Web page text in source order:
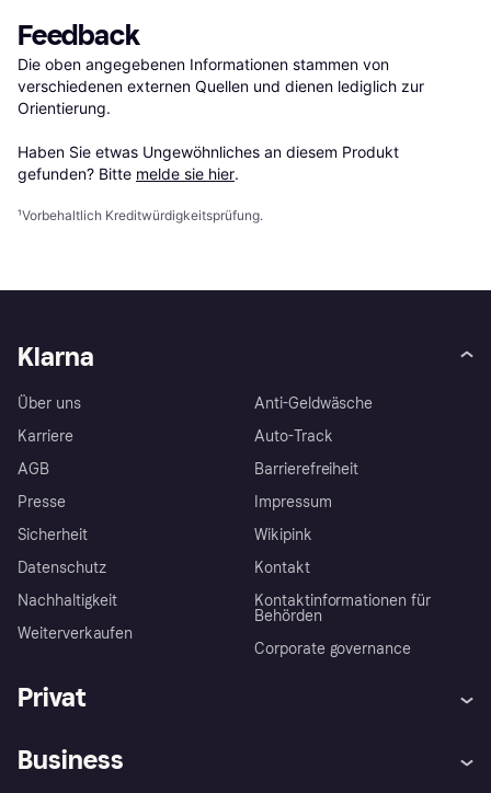
Feedback
Die oben angegebenen Informationen stammen von
verschiedenen externen Quellen und dienen lediglich zur
Orientierung.
Haben Sie etwas Ungewöhnliches an diesem Produkt
gefunden? Bitte melde sie hier.
¹Vorbehaltlich Kreditwürdigkeitsprüfung.
Klarna
Über uns
Karriere
AGB
Presse
Sicherheit
Datenschutz
Nachhaltigkeit
Weiterverkaufen
Anti-Geldwäsche
Auto-Track
Barrierefreiheit
Impressum
Wikipink
Kontakt
Kontaktinformationen für
Behörden
Corporate governance
Privat
Business